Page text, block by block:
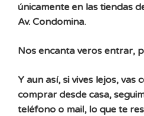
únicamente en las tiendas
Av. Condomina.
Nos encanta veros entrar,
Y aun así, si vives lejos,
comprar desde casa,
teléfono o mail, lo que te